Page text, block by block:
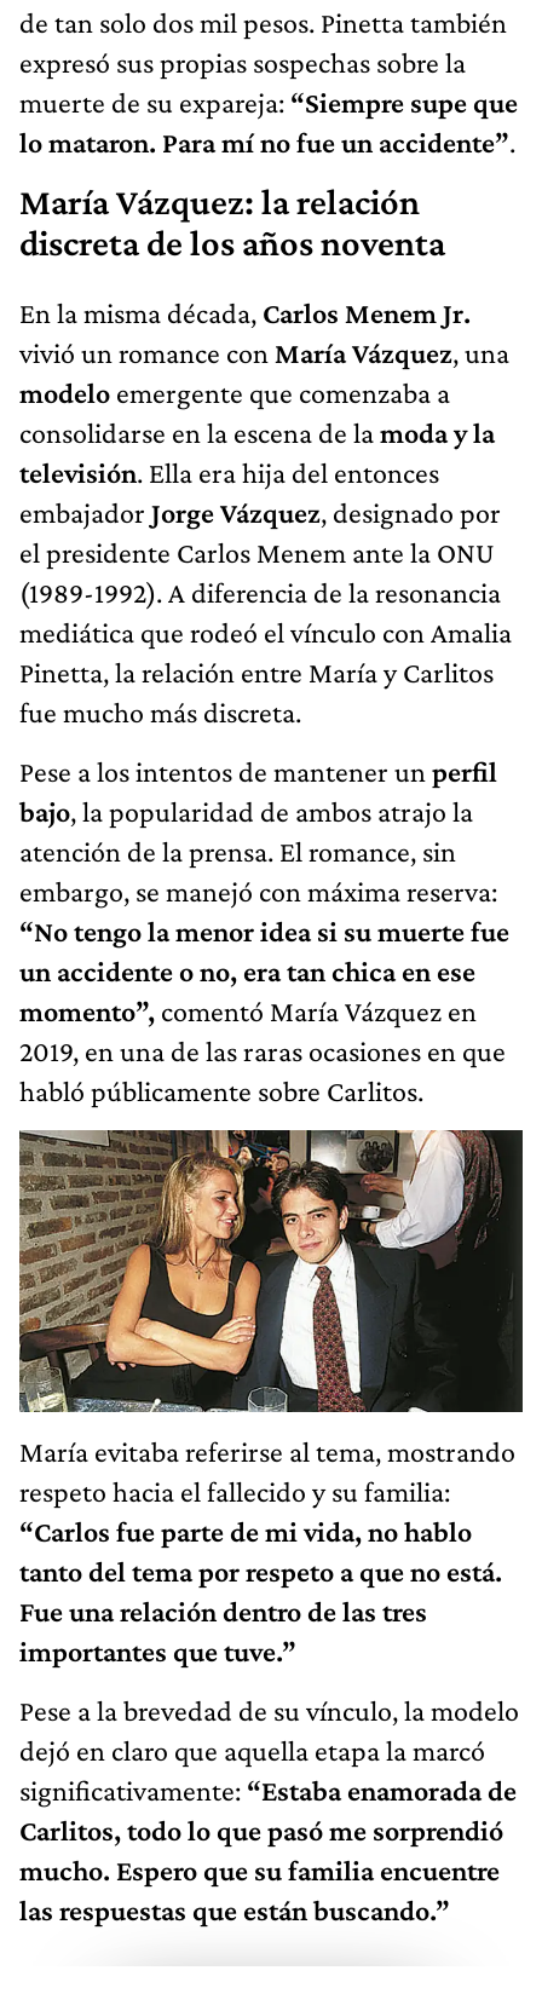
de tan solo dos mil pesos. Pinetta también
expresó sus propias sospechas sobre la
muerte de su expareja: “Siempre supe que
lo mataron. Para mí no fue un accidente”.
María Vázquez: la relación
discreta de los años noventa
En la misma década, Carlos Menem Jr.
vivió un romance con María Vázquez, una
modelo emergente que comenzaba a
consolidarse en la escena de lamoda y la
televisión. Ella era hija del entonces
embajador Jorge Vázquez, designado por
el presidente Carlos Menem ante la ONU
(1989-1992). A diferencia de la resonancia
mediática que rodeó el vínculo con Amalia
Pinetta, la relación entre María y Carlitos
fue mucho más discreta.
Pese a los intentos de mantener un perfil
bajo, la popularidad de ambos atrajo la
atención de la prensa. El romance, sin
embargo, se manejó con máxima reserva:
“No tengo la menor idea si su muerte fue
un accidente o no, era tan chica en ese
momento”, comentó María Vázquez en
2019, en una de las raras ocasiones en que
habló públicamente sobre Carlitos.
María evitaba referirse al tema, mostrando
respeto hacia el fallecido y su familia:
“Carlos fue parte de mi vida, no hablo
tanto del tema por respeto a que no está.
Fue una relación dentro de las tres
importantes que tuve.”
Pese a la brevedad de su vínculo, la modelo
dejó en claro que aquella etapa la marcó
significativamente: “Estaba enamorada de
Carlitos, todo lo que pasó me sorprendió
mucho. Espero que su familia encuentre
las respuestas que están buscando.”